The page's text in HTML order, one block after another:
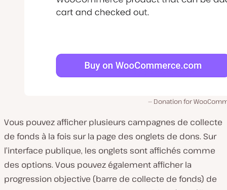
Donation for
Vous pouvez afficher plusieurs campagnes de collecte
de fonds à la fois sur la page des onglets de dons. Sur
l’interface publique, les onglets sont affichés comme
des options. Vous pouvez également afficher la
progression objective (barre de collecte de fonds) de